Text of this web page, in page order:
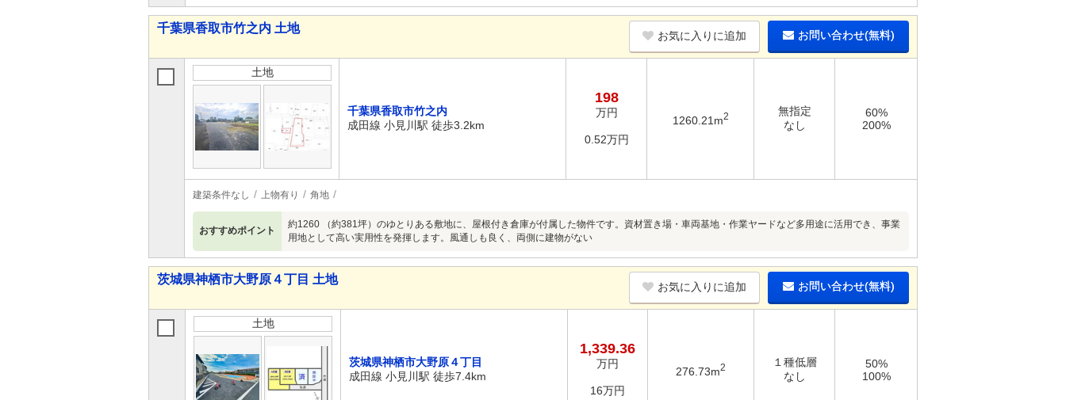
千葉県香取市竹之内 土地
お気に入りに追加 お問い合わせ(無料)
土地
千葉県香取市竹之内
成田線 小見川駅 徒歩3.2km
198
万円
0.52万円
1260.21m2
無指定
なし
60%
200%
建築条件なし 上物有り 角地
おすすめポイント
約1260 （約381坪）のゆとりある敷地に、屋根付き倉庫が付属した物件です。資材置き場・車両基地・作業ヤードなど多用途に活用でき、事業
用地として高い実用性を発揮します。風通しも良く、両側に建物がない
茨城県神栖市大野原４丁目 土地
お気に入りに追加 お問い合わせ(無料)
土地
茨城県神栖市大野原４丁目
成田線 小見川駅 徒歩7.4km
1,339.36
万円
16万円
276.73m2
１種低層
なし
50%
100%